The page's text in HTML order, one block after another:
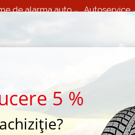
de alarma auto Autoservice
5 %